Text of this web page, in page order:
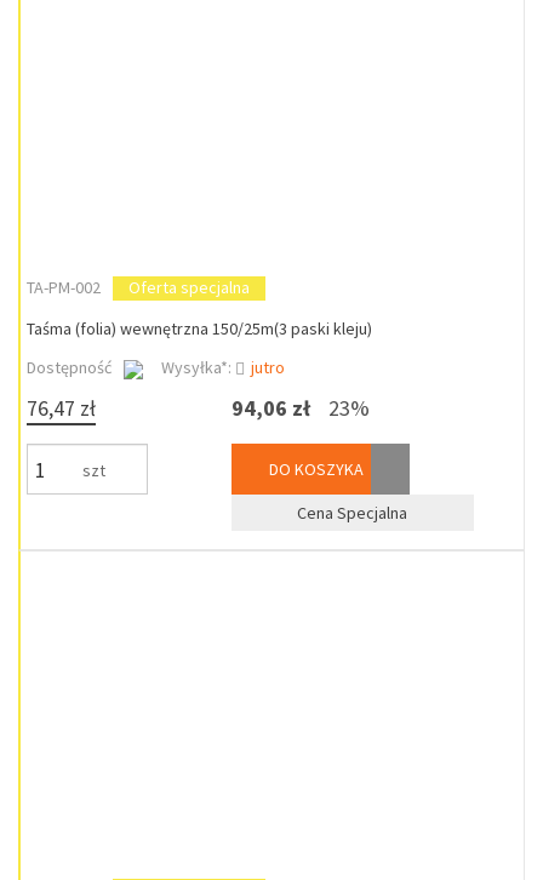
TA-PM-002
Oferta specjalna
Taśma (folia) wewnętrzna 150/25m(3 paski kleju)
Dostępność
Wysyłka*: jutro
76,47 zł
szt
94,06 zł 23%
DO KOSZYKA
Cena Specjalna